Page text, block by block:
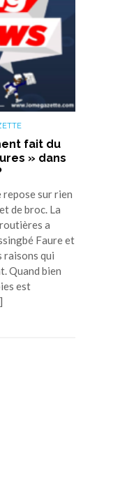
fait du
» dans
sur rien
de broc. La
a
Faure et
raisons qui
Quand bien
est